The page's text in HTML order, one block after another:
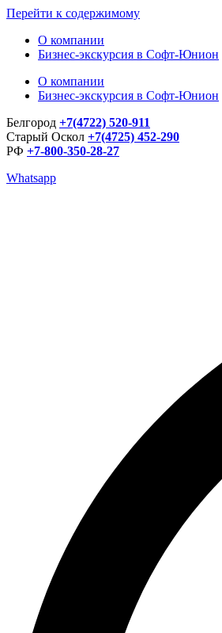
Перейти к содержимому
О компании
Бизнес-экскурсия в Софт-Юнион
О компании
Бизнес-экскурсия в Софт-Юнион
Белгород +7(4722) 520-911
Старый Оскол +7(4725) 452-290
РФ +7-800-350-28-27
Whatsapp